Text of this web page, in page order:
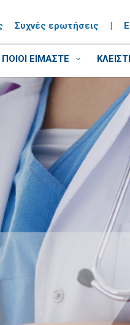
Συχνές ερωτήσεις |
ΠΟΙΟΙ ΕΙΜΑΣΤΕ